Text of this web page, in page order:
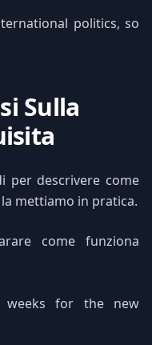
politics, so
Sulla
per descrivere come
mettiamo in pratica.
come funziona
for the new